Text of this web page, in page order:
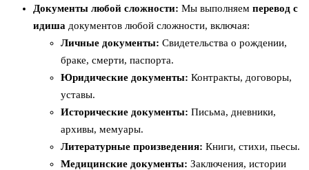
Документы любой сложности: Мы выполняем перевод с
идиша документов любой сложности, включая:
Личные документы: Свидетельства о рождении,
браке, смерти, паспорта.
Юридические документы: Контракты, договоры,
уставы.
Исторические документы: Письма, дневники,
архивы, мемуары.
Литературные произведения: Книги, стихи, пьесы.
Медицинские документы: Заключения, истории